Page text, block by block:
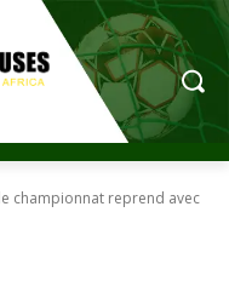
championnat reprend avec